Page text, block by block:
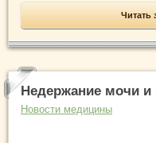
Читать
Недержание мочи и
Новости медицины